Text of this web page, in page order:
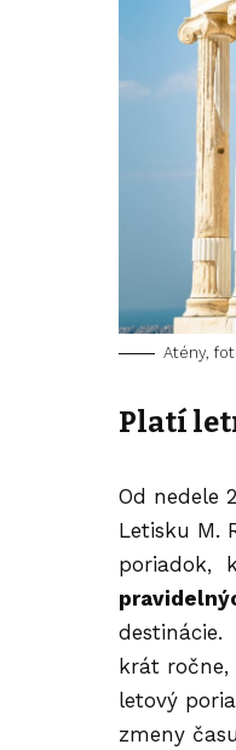
Atény,
Platí
Od nedele
Letisku M.
poriadok,
destinácie.
krát ročne,
letový
zmeny